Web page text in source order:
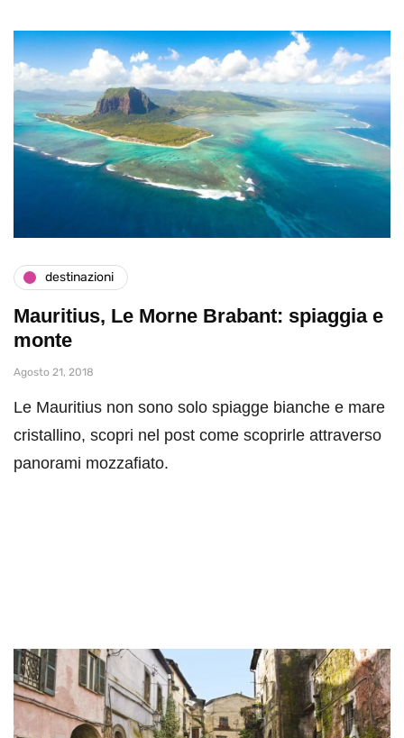
destinazioni
Mauritius, Le Morne Brabant: spiaggia e
monte
Agosto 21, 2018
Le Mauritius non sono solo spiagge bianche e mare
cristallino, scopri nel post come scoprirle attraverso
panorami mozzafiato.